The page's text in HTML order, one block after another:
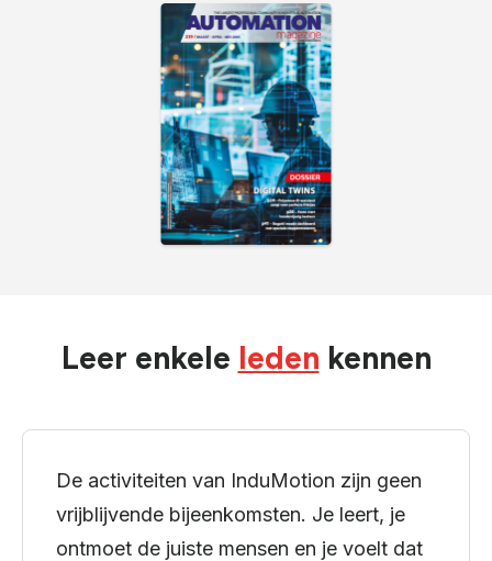
Leer enkele leden kennen
De activiteiten van InduMotion zijn geen
vrijblijvende bijeenkomsten. Je leert, je
ontmoet de juiste mensen en je voelt dat